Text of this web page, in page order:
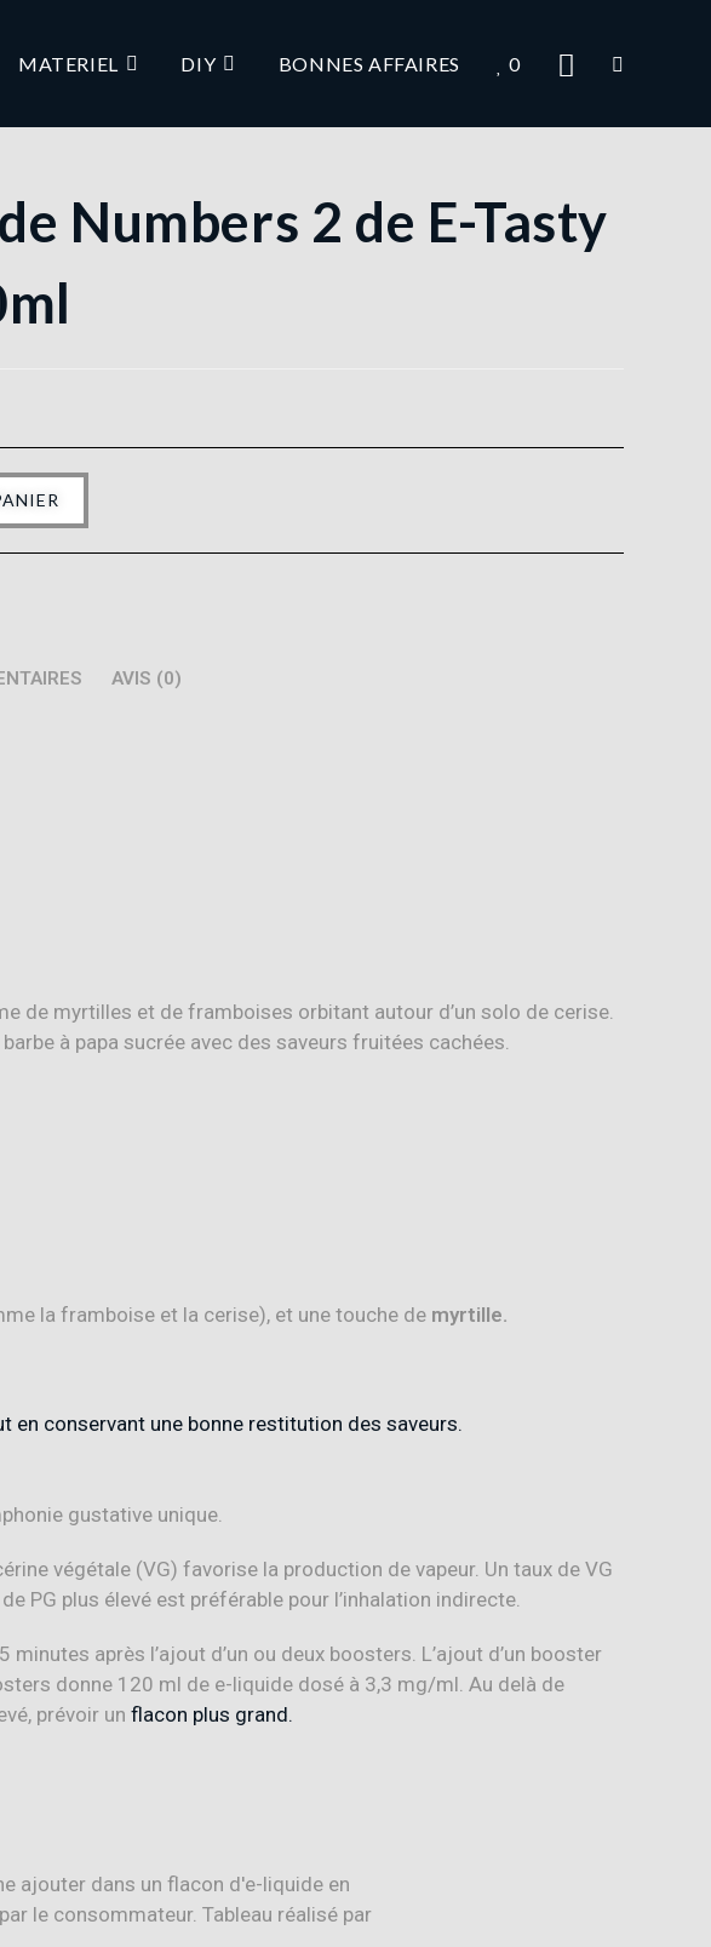
MATERIEL DIY BONNES AFFAIRES 0
Numbers 2 de E-Tasty
AVIS (0)
de myrtilles et de framboises orbitant autour d’un solo de cerise
à papa sucrée avec des saveurs fruitées cachées.
la framboise et la cerise), et une touche de myrtille.
en conservant une bonne restitution des saveurs.
gustative unique.
végétale (VG) favorise la production de vapeur. Un taux de VG
PG plus élevé est préférable pour l’inhalation indirecte
après l’ajout d’un ou deux boosters L’ajout d’un booster
donne 120 ml de e-liquide dosé à 3,3 mg/ml. Au delà de
prévoir un flacon plus grand.